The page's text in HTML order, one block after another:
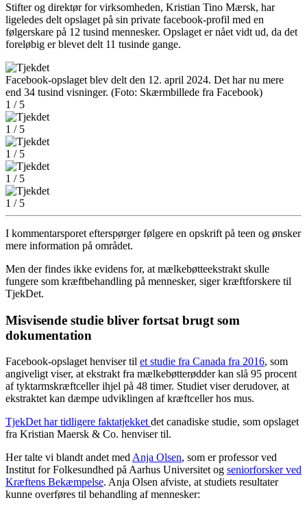
Stifter og direktør for virksomheden, Kristian Tino Mærsk, har
ligeledes delt opslaget på sin private facebook-profil med en
følgerskare på 12 tusind mennesker. Opslaget er nået vidt ud, da det
foreløbig er blevet delt 11 tusinde gange.
Facebook-opslaget blev delt den 12. april 2024. Det har nu mere
end 34 tusind visninger. (Foto: Skærmbillede fra Facebook)
1 / 5
1 / 5
1 / 5
1 / 5
1 / 5
I kommentarsporet efterspørger følgere en opskrift på teen og ønsker
mere information på området.
Men der findes ikke evidens for, at mælkebøtteekstrakt skulle
fungere som kræftbehandling på mennesker, siger kræftforskere til
TjekDet.
Misvisende studie bliver fortsat brugt som
dokumentation
Facebook-opslaget henviser til et studie fra Canada fra 2016, som
angiveligt viser, at ekstrakt fra mælkebøtterødder kan slå 95 procent
af tyktarmskræftceller ihjel på 48 timer. Studiet viser derudover, at
ekstraktet kan dæmpe udviklingen af kræftceller hos mus.
TjekDet har tidligere faktatjekket det canadiske studie, som opslaget
fra Kristian Maersk & Co. henviser til.
Her talte vi blandt andet med Anja Olsen, som er professor ved
Institut for Folkesundhed på Aarhus Universitet og seniorforsker ved
Kræftens Bekæmpelse. Anja Olsen afviste, at studiets resultater
kunne overføres til behandling af mennesker: